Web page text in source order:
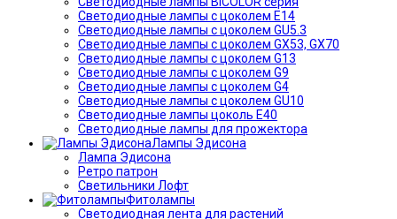
Светодиодные лампы с цоколем E14
Светодиодные лампы с цоколем GU5.3
Светодиодные лампы с цоколем GX53, GX70
Светодиодные лампы с цоколем G13
Светодиодные лампы с цоколем G9
Светодиодные лампы с цоколем G4
Светодиодные лампы с цоколем GU10
Светодиодные лампы цоколь Е40
Светодиодные лампы для прожектора
Лампы Эдисона
Лампа Эдисона
Ретро патрон
Светильники Лофт
Фитолампы
Светодиодная лента для растений